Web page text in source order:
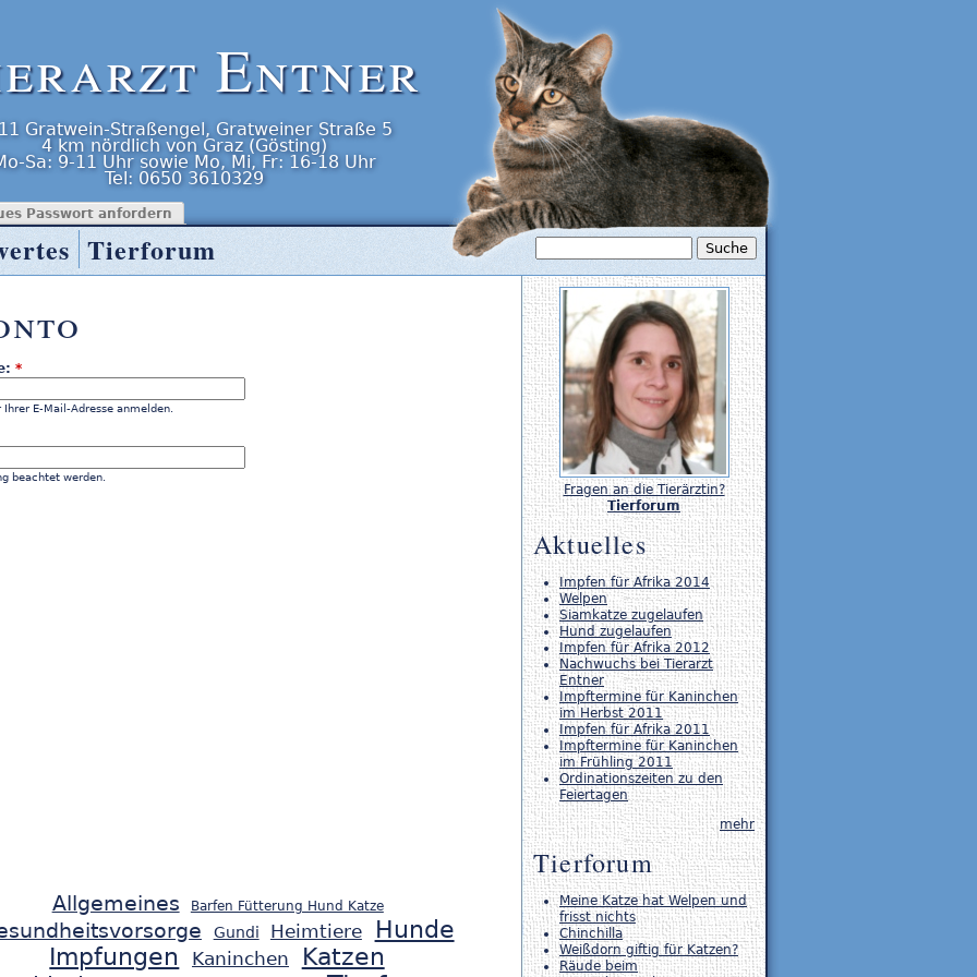
Entner
Gratwein-Straßengel, Gratweiner Straße 5
4 km nördlich von Graz (Gösting)
Sa: 9-11 Uhr sowie Mo, Mi, Fr: 16-18 Uhr
Tel: 0650 3610329
Passwort anfordern
*
E-Mail-Adresse anmelden.
beachtet werden.
Tierforum
Fragen an die Tierärztin?
Tierforum
Aktuelles
Impfen für Afrika 2014
Welpen
Siamkatze zugelaufen
Hund zugelaufen
Impfen für Afrika 2012
Nachwuchs bei Tierarzt
Entner
Impftermine für Kaninchen
im Herbst 2011
Impfen für Afrika 2011
Impftermine für Kaninchen
im Frühling 2011
Ordinationszeiten zu den
Feiertagen
mehr
Tierforum
Meine Katze hat Welpen und
frisst nichts
Chinchilla
Weißdorn giftig für Katzen?
Räude beim
Allgemeines Barfen Fütterung Hund Katze
Gundi Heimtiere
Hunde
Impfungen
Kaninchen
Katzen